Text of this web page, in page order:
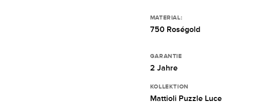
MATERIAL:
750 Roségold
GARANTIE
2 Jahre
KOLLEKTION
Mattioli Puzzle Luce